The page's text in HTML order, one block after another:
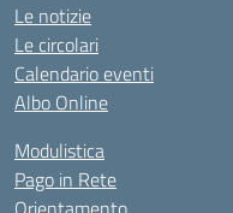
Le notizie
Le circolari
Calendario eventi
Albo Online
Modulistica
Pago in Rete